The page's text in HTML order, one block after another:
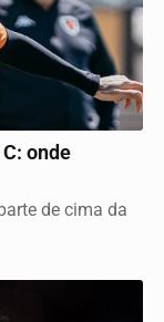
onde
de cima da